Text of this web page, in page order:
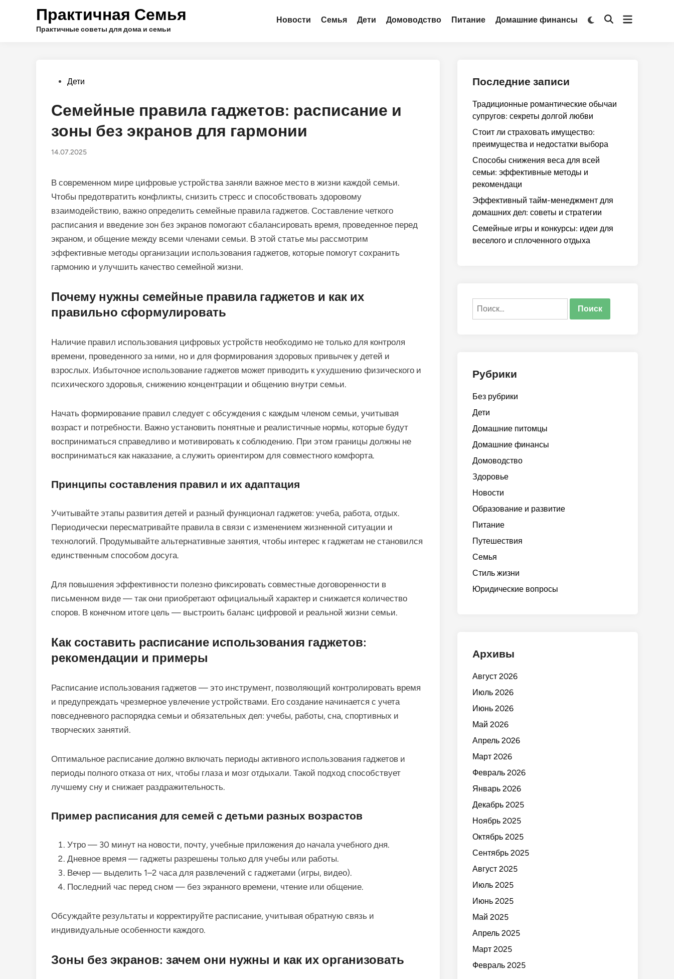
содержимому
Практичная Семья
Практичные советы для дома и семьи
Новости Семья Дети Домоводство Питание Домашние финансы
Переключить
ОткрытьОткрыть
Опубликовано
Дети
Семейные правила гаджетов: расписание и
зоны без экранов для гармонии
14.07.2025
В современном мире цифровые устройства заняли важное место в жизни каждой семьи.
Чтобы предотвратить конфликты, снизить стресс и способствовать здоровому
взаимодействию, важно определить семейные правила гаджетов. Составление четкого
расписания и введение зон без экранов помогают сбалансировать время, проведенное перед
экраном, и общение между всеми членами семьи. В этой статье мы рассмотрим
эффективные методы организации использования гаджетов, которые помогут сохранить
гармонию и улучшить качество семейной жизни.
Почему нужны семейные правила гаджетов и как их
правильно сформулировать
Наличие правил использования цифровых устройств необходимо не только для контроля
времени, проведенного за ними, но и для формирования здоровых привычек у детей и
взрослых. Избыточное использование гаджетов может приводить к ухудшению физического и
психического здоровья, снижению концентрации и общению внутри семьи.
Начать формирование правил следует с обсуждения с каждым членом семьи, учитывая
возраст и потребности. Важно установить понятные и реалистичные нормы, которые будут
восприниматься справедливо и мотивировать к соблюдению. При этом границы должны не
восприниматься как наказание, а служить ориентиром для совместного комфорта.
Принципы составления правил и их адаптация
Учитывайте этапы развития детей и разный функционал гаджетов: учеба, работа, отдых.
Периодически пересматривайте правила в связи с изменением жизненной ситуации и
технологий. Продумывайте альтернативные занятия, чтобы интерес к гаджетам не становился
единственным способом досуга.
Для повышения эффективности полезно фиксировать совместные договоренности в
письменном виде — так они приобретают официальный характер и снижается количество
споров. В конечном итоге цель — выстроить баланс цифровой и реальной жизни семьи.
Как составить расписание использования гаджетов:
рекомендации и примеры
Расписание использования гаджетов — это инструмент, позволяющий контролировать время
и предупреждать чрезмерное увлечение устройствами. Его создание начинается с учета
повседневного распорядка семьи и обязательных дел: учебы, работы, сна, спортивных и
творческих занятий.
Оптимальное расписание должно включать периоды активного использования гаджетов и
периоды полного отказа от них, чтобы глаза и мозг отдыхали. Такой подход способствует
лучшему сну и снижает раздражительность.
Пример расписания для семей с детьми разных возрастов
Утро — 30 минут на новости, почту, учебные приложения до начала учебного дня.
Дневное время — гаджеты разрешены только для учебы или работы.
Вечер — выделить 1–2 часа для развлечений с гаджетами (игры, видео).
Последний час перед сном — без экранного времени, чтение или общение.
Обсуждайте результаты и корректируйте расписание, учитывая обратную связь и
индивидуальные особенности каждого.
Зоны без экранов: зачем они нужны и как их организовать
Последние записи
Традиционные романтические обычаи
супругов: секреты долгой любви
Стоит ли страховать имущество:
преимущества и недостатки выбора
Способы снижения веса для всей
семьи: эффективные методы и
рекомендаци
Эффективный тайм-менеджмент для
домашних дел: советы и стратегии
Семейные игры и конкурсы: идеи для
веселого и сплоченного отдыха
Найти:
Рубрики
Без рубрики
Дети
Домашние питомцы
Домашние финансы
Домоводство
Здоровье
Новости
Образование и развитие
Питание
Путешествия
Семья
Стиль жизни
Юридические вопросы
Архивы
Август 2026
Июль 2026
Июнь 2026
Май 2026
Апрель 2026
Март 2026
Февраль 2026
Январь 2026
Декабрь 2025
Ноябрь 2025
Октябрь 2025
Сентябрь 2025
Август 2025
Июль 2025
Июнь 2025
Май 2025
Апрель 2025
Март 2025
Февраль 2025